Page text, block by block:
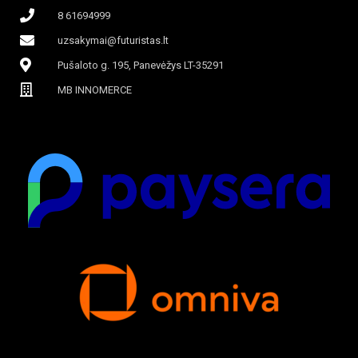
8 61694999
uzsakymai@futuristas.lt
Pušaloto g. 195, Panevėžys LT-35291
MB INNOMERCE